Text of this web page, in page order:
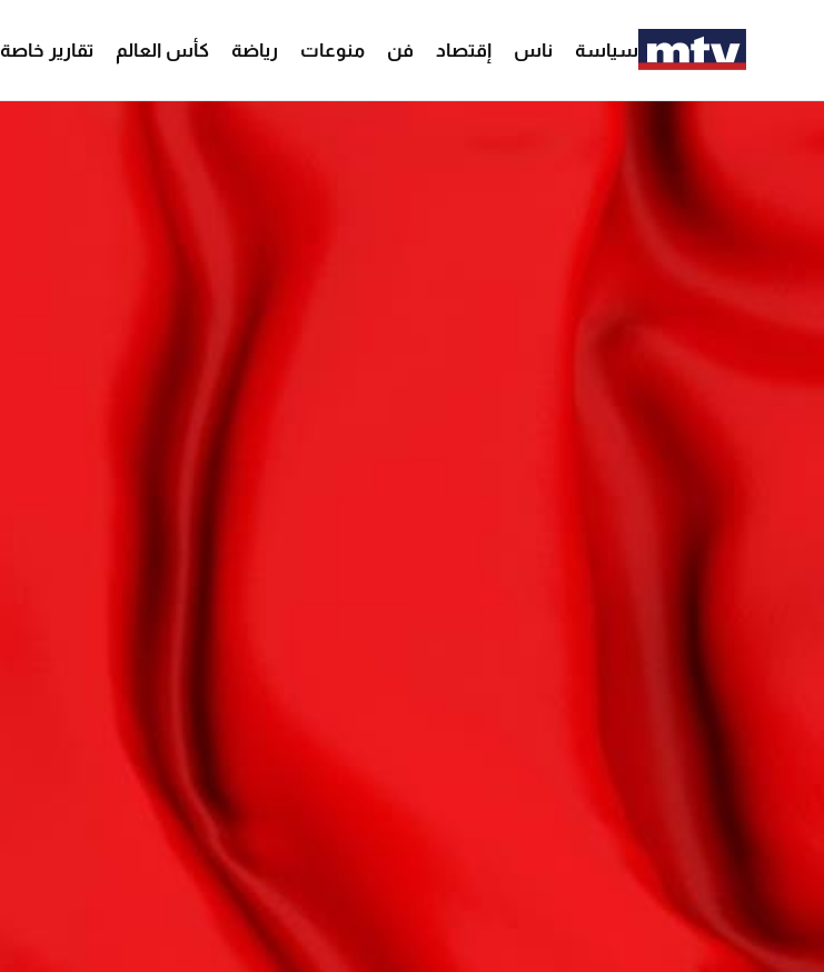
سياسة ناس إقتصاد فن منوعات رياضة كأس العالم تقارير خاصة